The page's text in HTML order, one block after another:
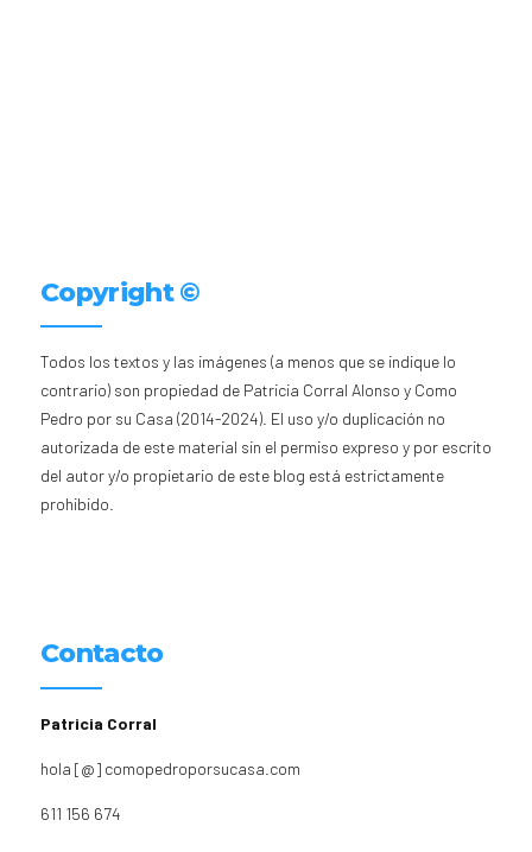
Copyright ©
Todos los textos y las imágenes (a menos que se indique lo
contrario) son propiedad de Patricia Corral Alonso y Como
Pedro por su Casa (2014-2024). El uso y/o duplicación no
autorizada de este material sin el permiso expreso y por escrito
del autor y/o propietario de este blog está estrictamente
prohibido.
Contacto
Patricia Corral
hola [@] comopedroporsucasa.com
611 156 674